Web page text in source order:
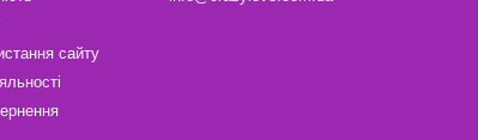
сайту